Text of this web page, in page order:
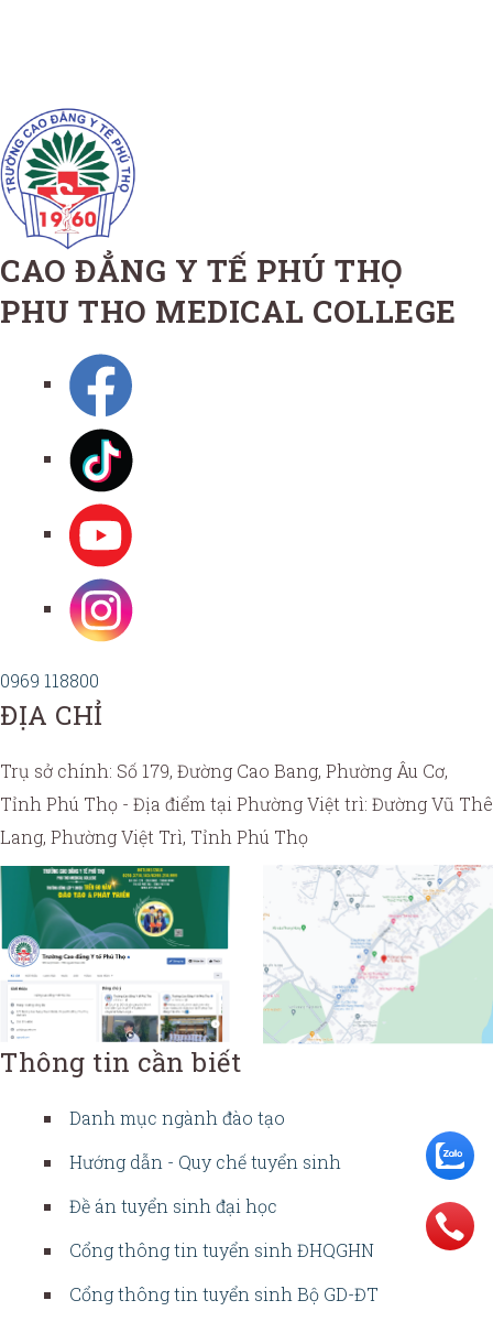
CAO ĐẲNG Y TẾ PHÚ THỌ
PHU THO MEDICAL COLLEGE
0969 118800
ĐỊA CHỈ
Trụ sở chính: Số 179, Đường Cao Bang, Phường Âu Cơ,
Tỉnh Phú Thọ - Địa điểm tại Phường Việt trì: Đường Vũ Thê
Lang, Phường Việt Trì, Tỉnh Phú Thọ
Thông tin cần biết
Danh mục ngành đào tạo
Hướng dẫn - Quy chế tuyển sinh
Đề án tuyển sinh đại học
Cổng thông tin tuyển sinh ĐHQGHN
Cổng thông tin tuyển sinh Bộ GD-ĐT